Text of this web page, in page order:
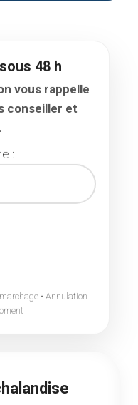
48 h
vous rappelle
conseiller et
:
• Annulation